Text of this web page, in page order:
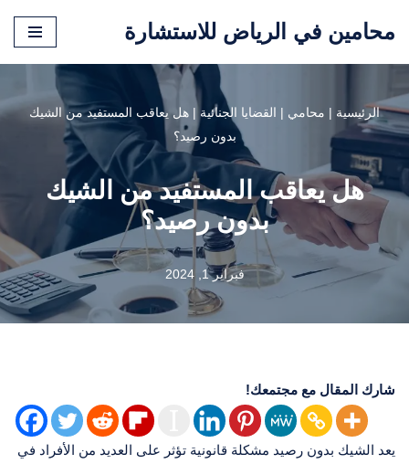
المحتوى
محامين في الرياض للاستشارة
الرئيسية | محامي | القضايا الجنائية | هل يعاقب المستفيد من الشيك
بدون رصيد؟
هل يعاقب المستفيد من الشيك
بدون رصيد؟
فبراير 1, 2024
شارك المقال مع مجتمعك!
يعد الشيك بدون رصيد مشكلة قانونية تؤثر على العديد من الأفراد في